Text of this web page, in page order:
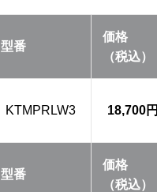
型番
価格
（税込）
KTMPRLW3 18,700円
型番
価格
（税込）